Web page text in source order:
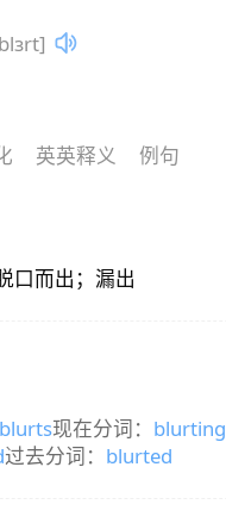
英英释义 例句
口而出；漏出
blurts现在分词： blurting
过去分词： blurted